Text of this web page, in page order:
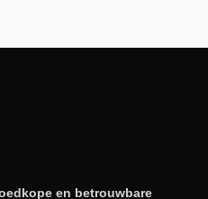
en betrouwbare